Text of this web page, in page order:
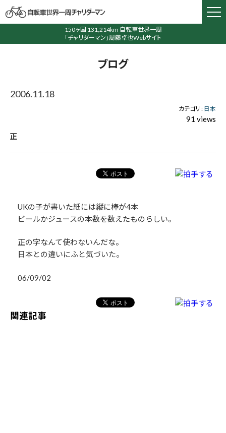
150ヶ国 131,214km 自転車世界一周
「チャリダーマン」周藤卓也Webサイト
ブログ
2006.11.18
カテゴリ : 日本
91 views
正
UKの子が書いた紙には縦に棒が4本
ビールかジュースの本数を数えたものらしい。
正の字なんて使わないんだな。
日本との違いにふと気づいた。
06/09/02
関連記事